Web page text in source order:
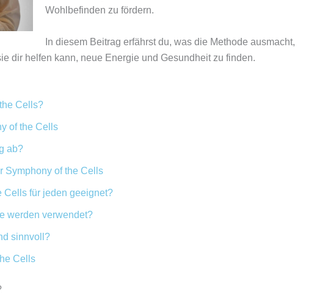
Wohlbefinden zu fördern.
In diesem Beitrag erfährst du, was die Methode ausmacht,
dir helfen kann, neue Energie und Gesundheit zu finden.
Cells?
of the Cells
ab?
Symphony of the Cells
Cells für jeden geeignet?
werden verwendet?
sinnvoll?
Cells